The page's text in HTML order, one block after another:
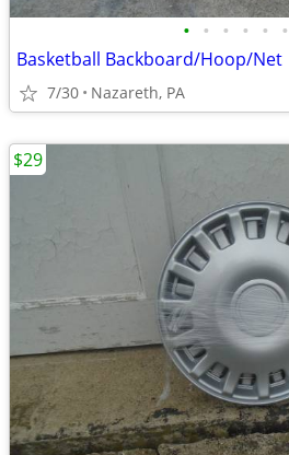
• • • • • •
Basketball Backboard/Hoop/Net
7/30 Nazareth, PA
$29